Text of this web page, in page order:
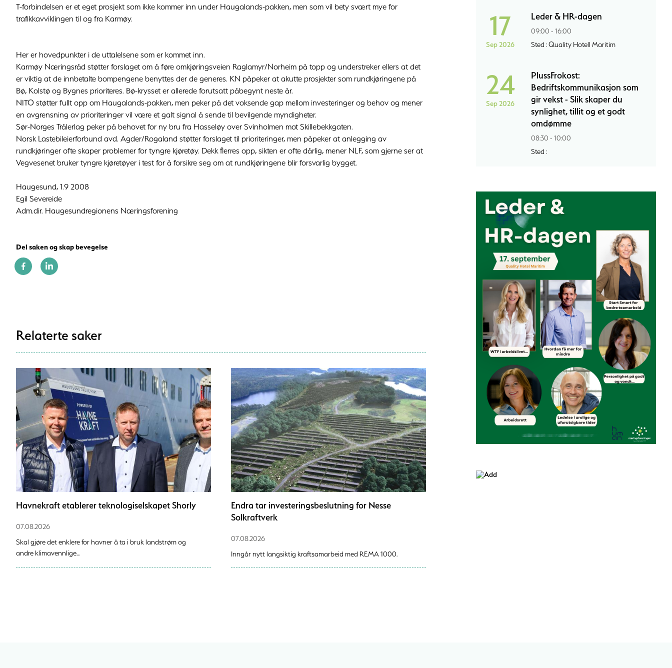
T-forbindelsen er et eget prosjekt som ikke kommer inn under Haugalands-pakken, men som vil bety svært mye for
trafikkavviklingen til og fra Karmøy.
Her er hovedpunkter i de uttalelsene som er kommet inn.
Karmøy Næringsråd støtter forslaget om å føre omkjøringsveien Raglamyr/Norheim på topp og understreker ellers at det
er viktig at de innbetalte bompengene benyttes der de generes. KN påpeker at akutte prosjekter som rundkjøringene på
Bø, Kolstø og Bygnes prioriteres. Bø-krysset er allerede forutsatt påbegynt neste år.
NITO støtter fullt opp om Haugalands-pakken, men peker på det voksende gap mellom investeringer og behov og mener
en avgrensning av prioriteringer vil være et galt signal å sende til bevilgende myndigheter.
Sør-Norges Trålerlag peker på behovet for ny bru fra Hasseløy over Svinholmen mot Skillebekkgaten.
Norsk Lastebileierforbund avd. Agder/Rogaland støtter forslaget til prioriteringer, men påpeker at anlegging av
rundkjøringer ofte skaper problemer for tyngre kjøretøy. Dekk flerres opp, sikten er ofte dårlig, mener NLF, som gjerne ser at
Vegvesenet bruker tyngre kjøretøyer i test for å forsikre seg om at rundkjøringene blir forsvarlig bygget.
Haugesund, 1.9 2008
Egil Severeide
Adm.dir. Haugesundregionens Næringsforening
Del saken og skap bevegelse
Relaterte saker
Havnekraft etablerer teknologiselskapet Shorly
07.08.2026
Skal gjøre det enklere for havner å ta i bruk landstrøm og
andre klimavennlige...
Endra tar investeringsbeslutning for Nesse
Solkraftverk
07.08.2026
Inngår nytt langsiktig kraftsamarbeid med REMA 1000.
17
Sep 2026
Leder & HR-dagen
09:00 - 16:00
Sted : Quality Hotell Maritim
24
Sep 2026
PlussFrokost:
Bedriftskommunikasjon som
gir vekst - Slik skaper du
synlighet, tillit og et godt
omdømme
08:30 - 10:00
Sted :